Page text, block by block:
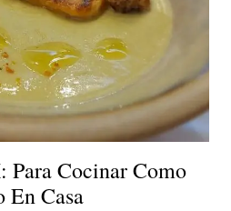
Para Cocinar Como
En Casa